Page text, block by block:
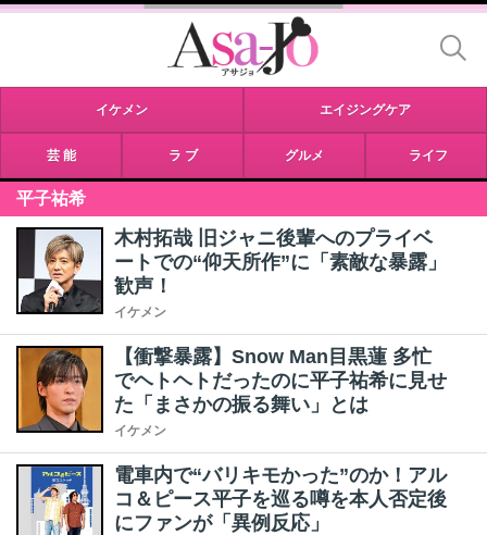
イケメン エイジングケア
芸 能 ラ ブ グルメ ライフ
平子祐希
木村拓哉 旧ジャニ後輩へのプライベ
ートでの“仰天所作”に「素敵な暴露」
歓声！
イケメン
【衝撃暴露】Snow Man目黒蓮 多忙
でヘトヘトだったのに平子祐希に見せ
た「まさかの振る舞い」とは
イケメン
電車内で“バリキモかった”のか！アル
コ＆ピース平子を巡る噂を本人否定後
にファンが「異例反応」